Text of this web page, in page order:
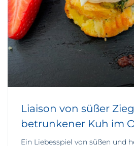
Liaison von süßer
betrunkener Kuh im
Ein Liebesspiel von süßen und